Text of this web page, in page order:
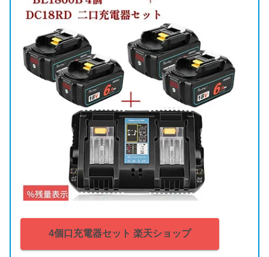
4個口充電器セット 楽天ショップ